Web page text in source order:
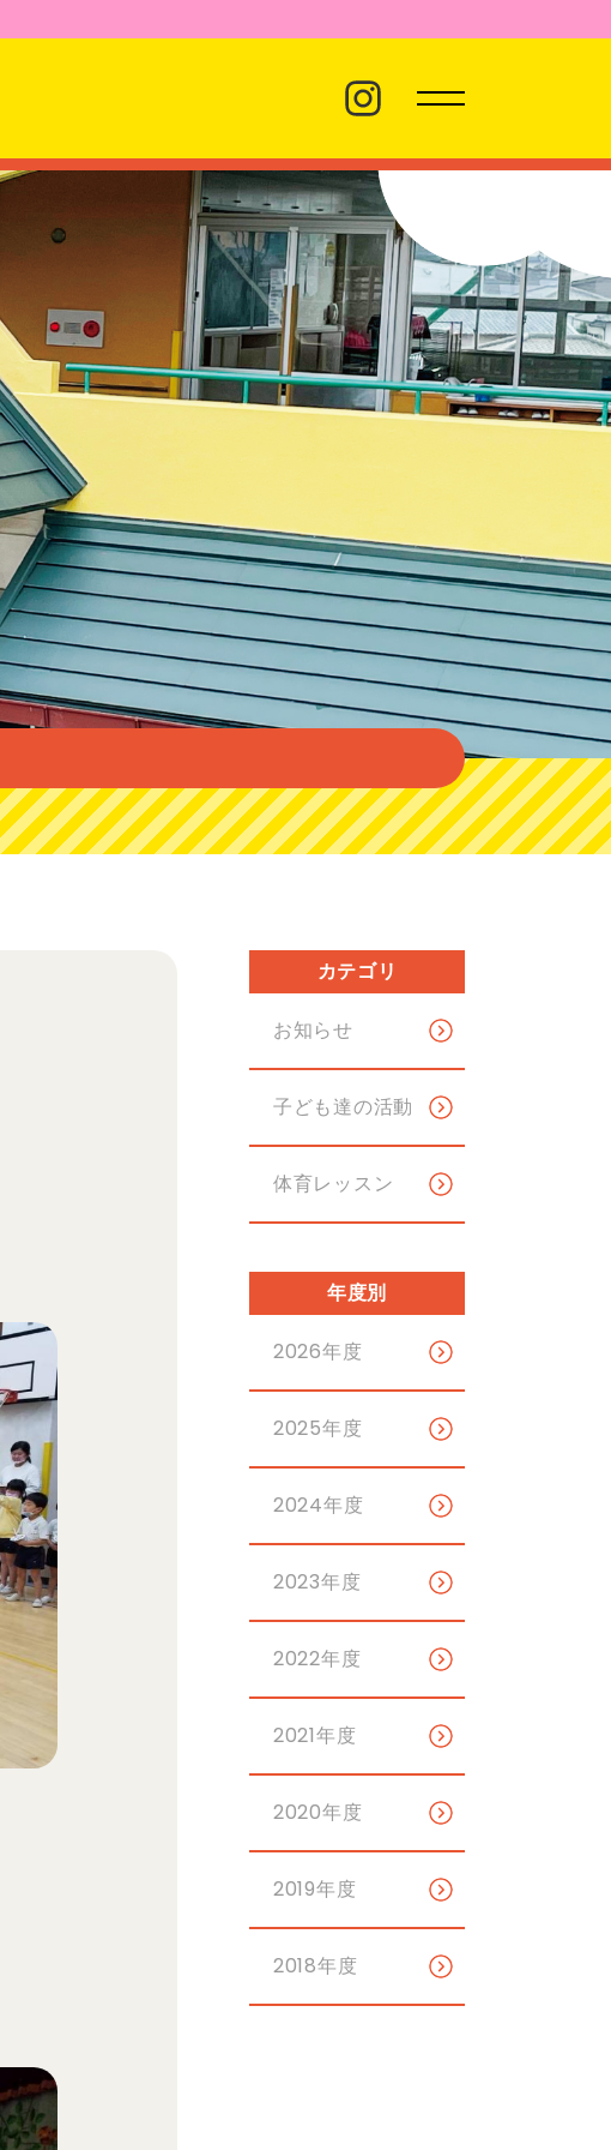
バス経路
プライバシーポリシー
カテゴリ
お知らせ
子ども達の活動
体育レッスン
年度別
2026年度
2025年度
2024年度
2023年度
2022年度
2021年度
2020年度
2019年度
2018年度